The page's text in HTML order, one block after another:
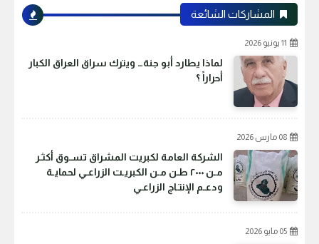
المشاركات الشائعة
11 يونيو 2026
لماذا يطارد أبو جنة… ويترك سراق العراق الكبار
أحراراً ؟
08 مارس 2026
الشركة العامة لكبريت المشراق تسـوق أكثـر
مـن ٢٠٠٠ طـن مـن الكبريـت الزراعـي لحمايـة
ودعـم الإنتـاج الزراعـي
05 مايو 2026